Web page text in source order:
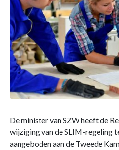
De minister van SZW heeft de
wijziging van de SLIM-regeling
aangeboden aan de Tweede